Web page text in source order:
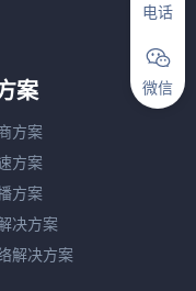
案
方案
方案
方案
决方案
解决方案
电话
微信